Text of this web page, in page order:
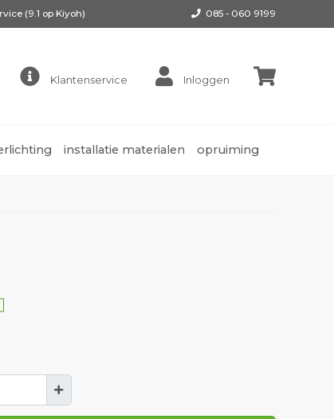
(9.1 op Kiyoh) 085 - 060 9199
Klantenservice Inloggen
installatie materialen opruiming